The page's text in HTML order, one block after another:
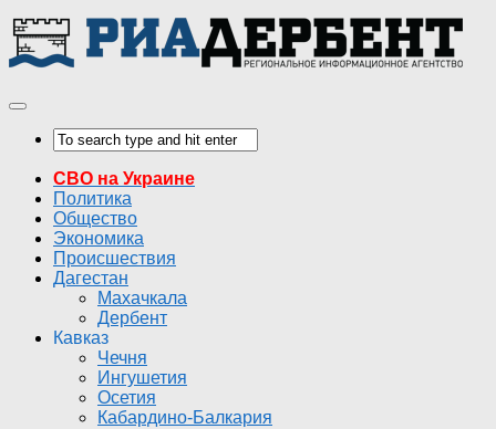
СВО на Украине
Политика
Общество
Экономика
Происшествия
Дагестан
Махачкала
Дербент
Кавказ
Чечня
Ингушетия
Осетия
Кабардино-Балкария